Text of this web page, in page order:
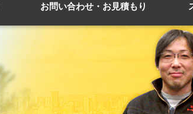
お問い合わせ・お見積もり